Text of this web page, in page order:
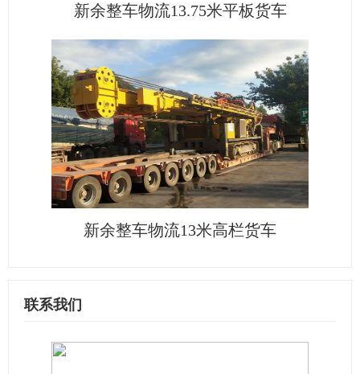
新余整车物流13.75米平板货车
新余整车物流13米高栏货车
联系我们